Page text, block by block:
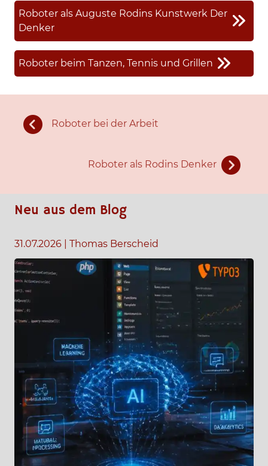
Roboter als Auguste Rodins Kunstwerk Der
Denker
Roboter beim Tanzen, Tennis und Grillen
Roboter bei der Arbeit
Roboter als Rodins Denker
Neu aus dem Blog
31.07.2026 Thomas Berscheid